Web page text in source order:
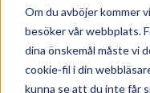
Om du avböjer kommer
besöker vår webbplats.
dina önskemål måste vi
cookie-fil i din
kunna se att du inte får
Live Webinarium
05.05.2026